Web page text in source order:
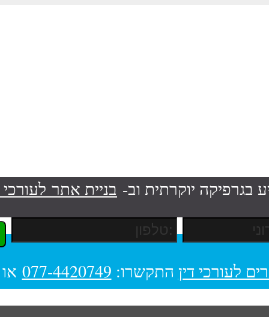
בגרפיקה יוקרתית וב- בניית אתר לעורכי
לעורכי דין התקשרו: 077-4420749